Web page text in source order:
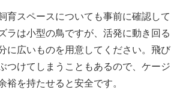
育スペースについても事前に確認して
ラは小型の鳥ですが、活発に動き回る
に広いものを用意してください。飛び
つけてしまうこともあるので、ケージ
裕を持たせると安全です。